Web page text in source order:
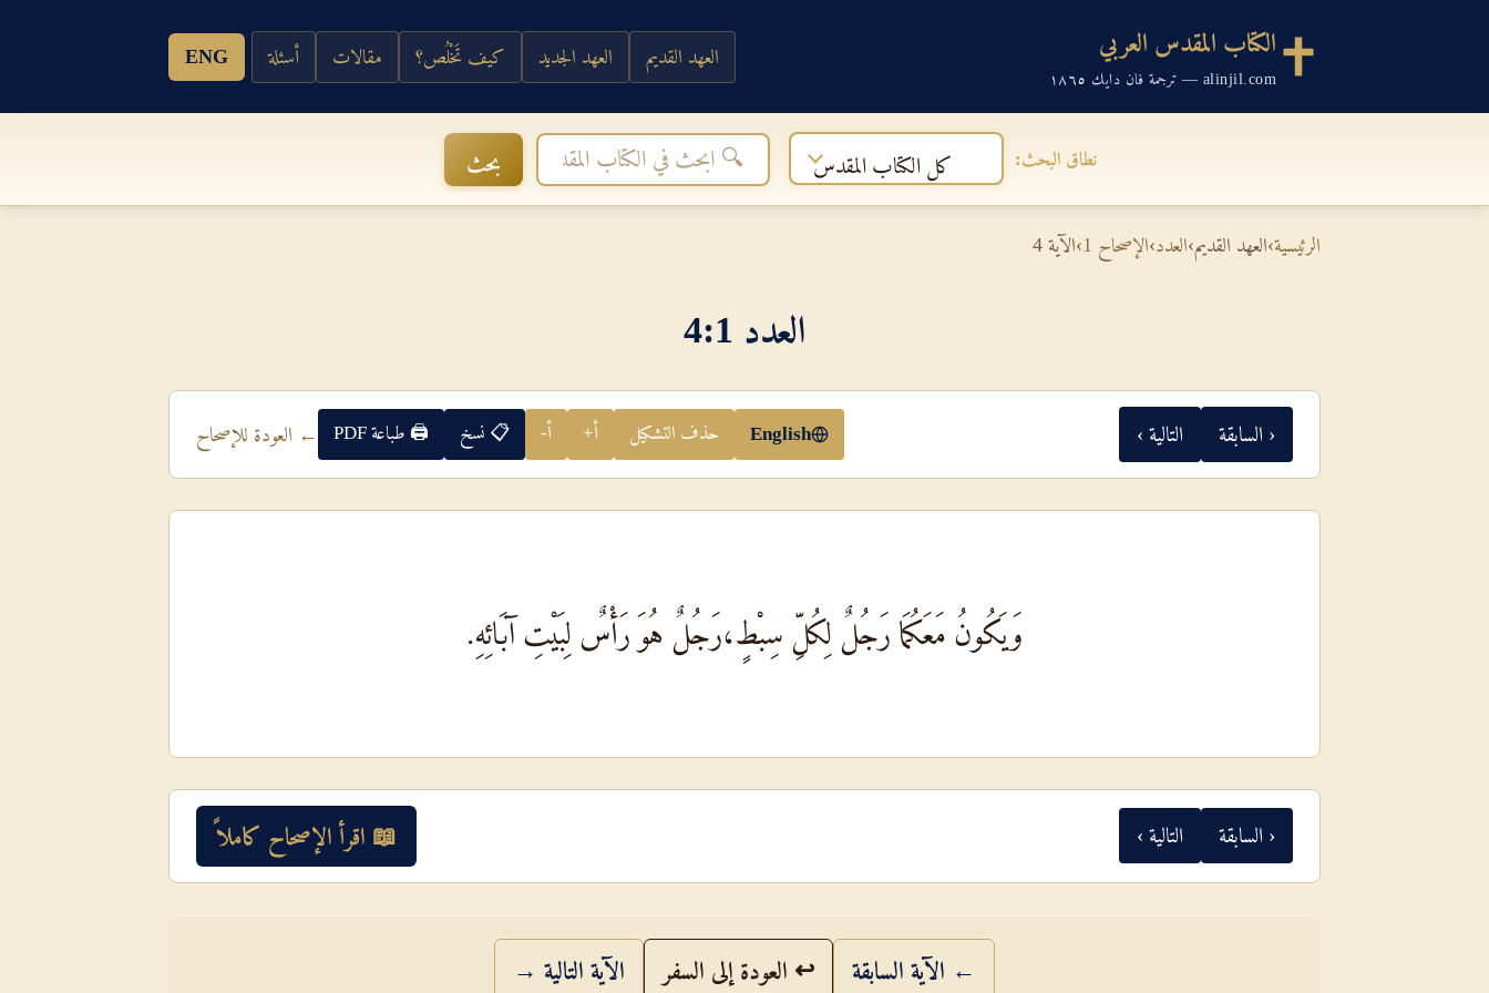
الكتاب المقدس العربي
alinjil.com — ترجمة فان دايك ١٨٦٥
العهد القديم العهد الجديد كيف تَخْلُص؟ مقالات أسئلة ENG
نطاق البحث: كل الكتاب المقدس بحث
الرئيسية›العهد القديم›العدد›الإصحاح 1 ›الآية 4
العدد 1‏:‏4
‹ السابقة التالية › English حذف التشكيل أ+ أ- 📋 نسخ 🖨 طباعة PDF ← العودة للإصحاح
وَيَكُونُ مَعَكُمَا رَجُلٌ لِكُلِّ سِبْطٍ،رَجُلٌ هُوَ رَأْسٌ لِبَيْتِ آبَائِهِ.
‹ السابقة التالية › 📖 اقرأ الإصحاح كاملاً
← الآية السابقة ↩ العودة إلى السفر الآية التالية →